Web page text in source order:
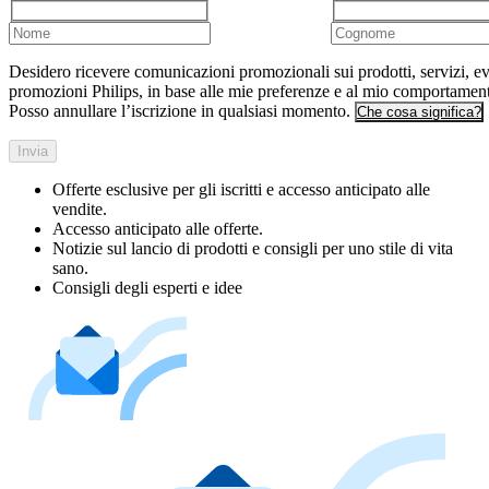
Desidero ricevere comunicazioni promozionali sui prodotti, servizi,
promozioni Philips, in base alle mie preferenze e al mio
Posso annullare l’iscrizione in qualsiasi momento. Che cosa significa?
Invia
Offerte esclusive per gli iscritti e accesso anticipato alle
vendite.
Accesso anticipato alle offerte.
Notizie sul lancio di prodotti e consigli per uno stile di vita
sano.
Consigli degli esperti e idee